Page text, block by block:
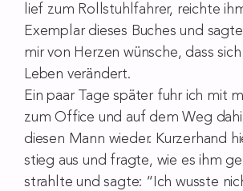
lief zum Rollstuhlfahrer, reichte
Exemplar dieses Buches und
mir von Herzen wünsche, dass
Leben verändert.
Ein paar Tage später fuhr ich mit
zum Office und auf dem Weg
diesen Mann wieder. Kurzerhand
stieg aus und fragte, wie es ihm
strahlte und sagte: “Ich wusste